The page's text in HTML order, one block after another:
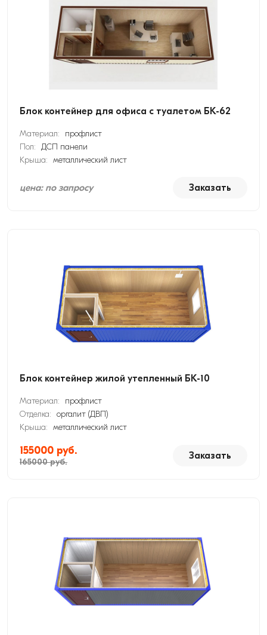
Блок контейнер для офиса с туалетом БК-62
Материал:
профлист
Пол: ДСП панели
Крыша: металлический лист
цена: по запросу Заказать
Блок контейнер жилой утепленный БК-10
Материал:
профлист
Отделка: оргалит (ДВП)
Крыша: металлический лист
155000 руб.
165000 руб.
Заказать